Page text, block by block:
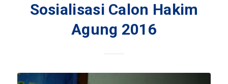
Sosialisasi Calon Hakim
Agung 2016